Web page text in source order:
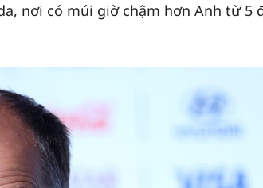
nơi có múi giờ chậm hơn Anh từ 5